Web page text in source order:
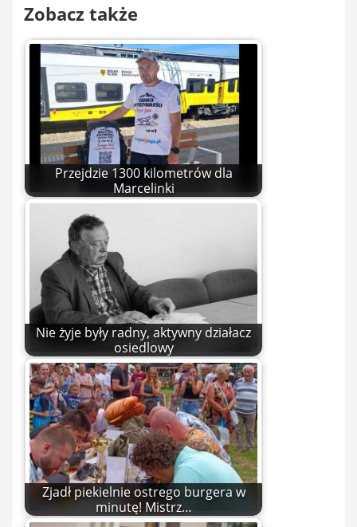
Zobacz także
Przejdzie 1300 kilometrów dla
Marcelinki
Nie żyje były radny, aktywny działacz
osiedlowy
Zjadł piekielnie ostrego burgera w
minutę! Mistrz…